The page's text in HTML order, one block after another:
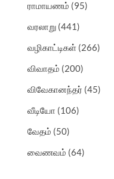
ராமாயணம் (95)
வரலாறு (441)
வழிகாட்டிகள் (266)
விவாதம் (200)
விவேகானந்தர் (45)
வீடியோ (106)
வேதம் (50)
வைணவம் (64)